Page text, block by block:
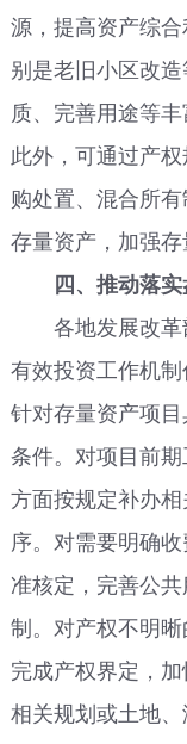
源，提高资产综
别是老旧小区改
质、完善用途等
此外，可通过产
购处置、混合所
存量资产，加强存
四、推动落实
各地发展改革
有效投资工作机制
针对存量资产项
条件。对项目前
方面按规定补办
序。对需要明确
准核定，完善公
制。对产权不明晰
完成产权界定，
相关规划或土地